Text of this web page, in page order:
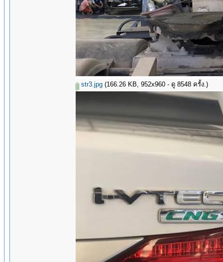
str3.jpg (166.26 KB, 952x960 - ดู 8548 ครั้ง.)